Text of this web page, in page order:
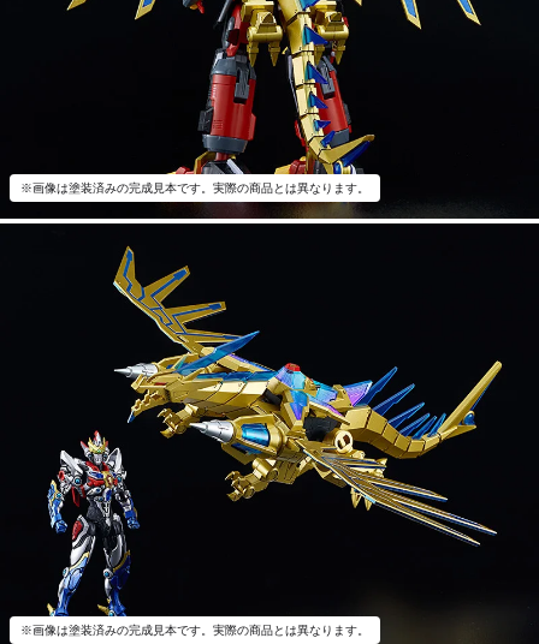
※画像は塗装済みの完成見本です。実際の商品とは異なります。
※画像は塗装済みの完成見本です。実際の商品とは異なります。